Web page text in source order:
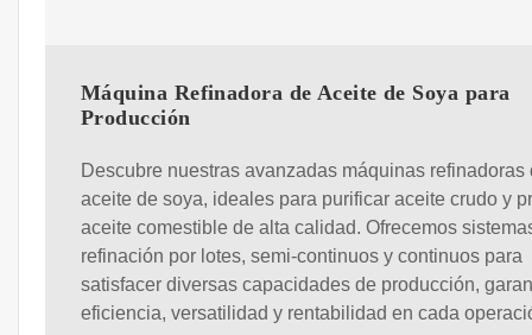
Máquina Refinadora de Aceite de Soya para
Producción
Descubre nuestras avanzadas máquinas refinadoras
aceite de soya, ideales para purificar aceite crudo y
aceite comestible de alta calidad. Ofrecemos
refinación por lotes, semi-continuos y continuos para
satisfacer diversas capacidades de producción,
eficiencia, versatilidad y rentabilidad en cada